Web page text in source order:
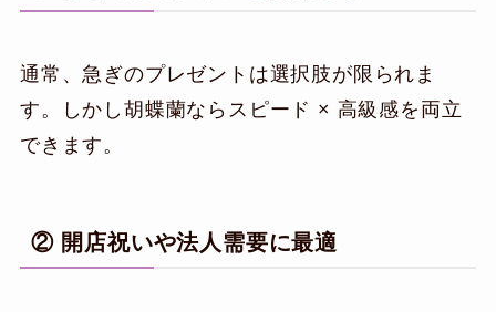
通常、急ぎのプレゼントは選択肢が限られま
す。しかし胡蝶蘭ならスピード × 高級感を両立
できます。
② 開店祝いや法人需要に最適